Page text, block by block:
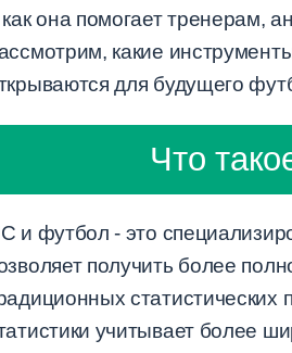
как она помогает тренерам,
какие
для будущего
Что
и футбол - это
получить более
статистических
учитывает более